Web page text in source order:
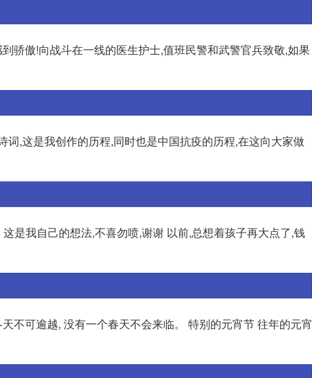
骄傲!向战斗在一线的医生护士,值班民警和武警官兵致敬,如果
,这是我创作的历程,同时也是中国抗疫的历程,在这向大家做
是我自己的想法,不喜勿喷,谢谢 以前,总想着孩子再大点了,钱
不可逾越, 没有一个春天不会来临。 特别的元宵节 往年的元宵